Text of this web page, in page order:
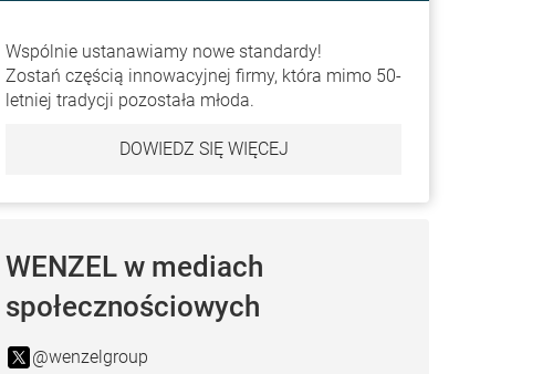
Wspólnie ustanawiamy nowe standardy!
Zostań częścią innowacyjnej firmy, która mimo 50-
letniej tradycji pozostała młoda.
DOWIEDZ SIĘ WIĘCEJ
WENZEL w mediach
społecznościowych
@wenzelgroup